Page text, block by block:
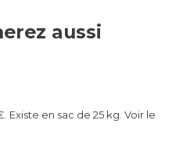
aussi
Existe en sac de 25 kg. Voir le